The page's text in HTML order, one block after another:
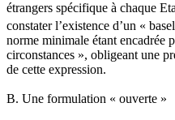
étrangers spécifique à chaque
constater l’existence d’un «
norme minimale étant encadrée
circonstances », obligeant une
de cette expression.
B. Une formulation « ouverte »